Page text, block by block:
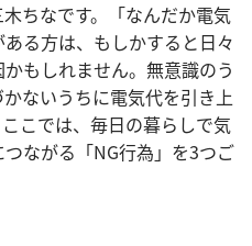
ちなです。「なんだか電気
る方は、もしかすると日々
もしれません。無意識のう
ないうちに電気代を引き上
こでは、毎日の暮らしで気
ながる「NG行為」を3つご